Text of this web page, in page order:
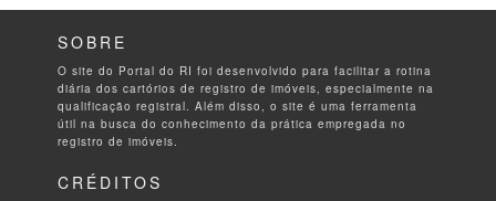
SOBRE
O site do Portal do RI foi desenvolvido para facilitar a rotina
diária dos cartórios de registro de imóveis, especialmente na
qualificação registral. Além disso, o site é uma ferramenta
útil na busca do conhecimento da prática empregada no
registro de imóveis.
CRÉDITOS